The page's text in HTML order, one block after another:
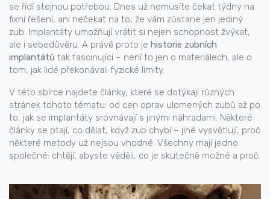
se řídí stejnou potřebou. Dnes už nemusíte čekat týdny na
fixní řešení, ani nečekat na to, že vám zůstane jen jediný
zub. Implantáty umožňují vrátit si nejen schopnost žvýkat,
ale i sebedůvěru. A právě proto je historie zubních
implantátů tak fascinující – není to jen o materiálech, ale o
tom, jak lidé překonávali fyzické limity.
V této sbírce najdete články, které se dotýkají různých
stránek tohoto tématu: od cen oprav ulomených zubů až po
to, jak se implantáty srovnávají s jinými náhradami. Některé
články se ptají, co dělat, když zub chybí – jiné vysvětlují, proč
některé metody už nejsou vhodné. Všechny mají jedno
společné: chtějí, abyste věděli, co je skutečně možné a proč.